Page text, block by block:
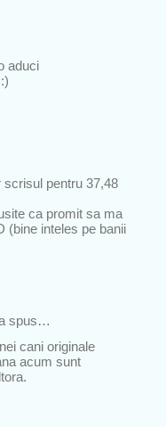
aduci
pentru 37,48
ca promit sa ma
(bine inteles pe banii
spus…
cani originale
acum sunt